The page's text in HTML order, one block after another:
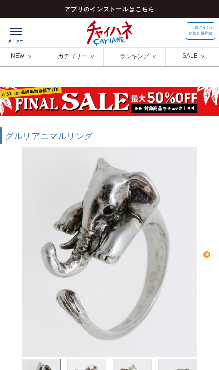
アプリのインストールはこちら
ログイン /
新規会員登録
NEW カテゴリー ランキング SALE
グルリアニマルリング